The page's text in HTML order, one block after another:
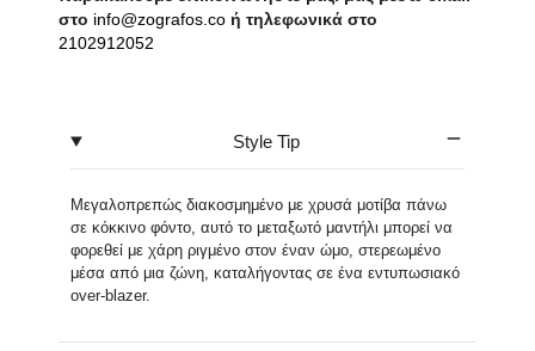
στο info@zografos.co ή τηλεφωνικά στο
2102912052
Style Tip
Μεγαλοπρεπώς διακοσμημένο με χρυσά μοτίβα πάνω
σε κόκκινο φόντο, αυτό το μεταξωτό μαντήλι μπορεί να
φορεθεί με χάρη ριγμένο στον έναν ώμο, στερεωμένο
μέσα από μια ζώνη, καταλήγοντας σε ένα εντυπωσιακό
over-blazer.